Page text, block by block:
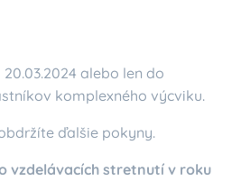
alebo len do
komplexného výcviku.
ďalšie pokyny.
vzdelávacích stretnutí v roku